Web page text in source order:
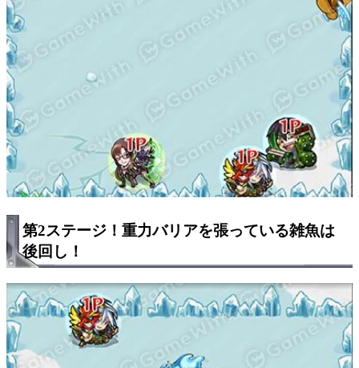
第2ステージ！重力バリアを張っている雑魚は
後回し！